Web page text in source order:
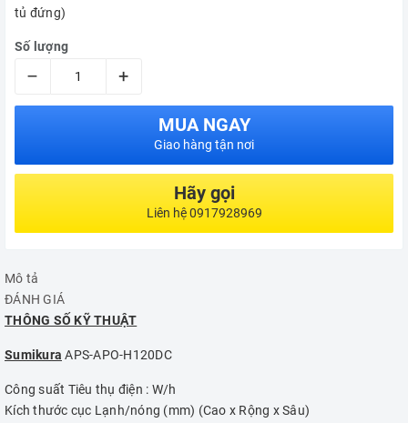
tủ đứng)
Số lượng
– +
MUA NGAY
Giao hàng tận nơi
Hãy gọi
Liên hệ 0917928969
Mô tả
ĐÁNH GIÁ
THÔNG SỐ KỸ THUẬT
Sumikura APS-APO-H120DC
Công suất Tiêu thụ điện : W/h
Kích thước cục Lạnh/nóng (mm) (Cao x Rộng x Sâu)